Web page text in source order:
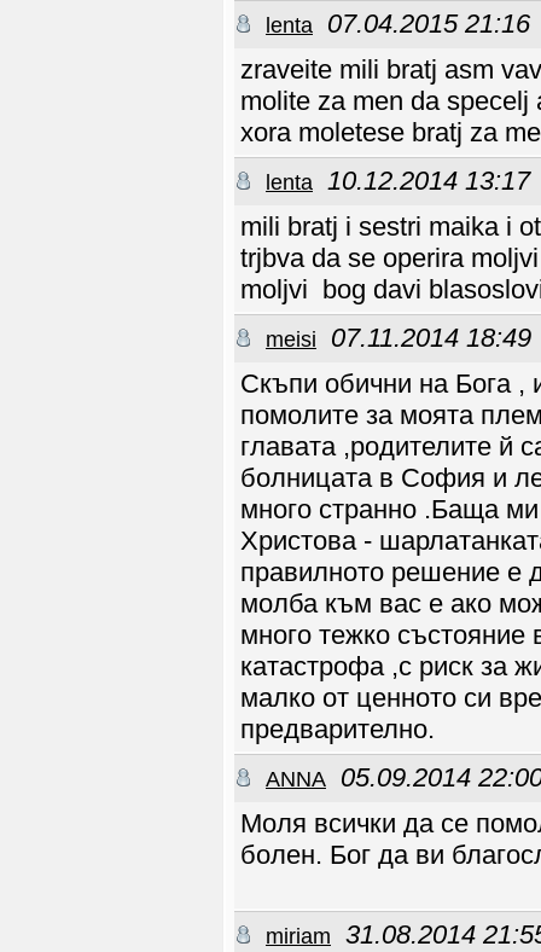
lenta
07.04.2015 21:16
zraveite mili bratj asm
molite za men da
xora moletese bratj za
lenta 10.12.2014 13:17
mili bratj i sestri maika i
trjbva da se operira
moljvi bog davi
meisi
07.11.2014 18:49
Скъпи обични на Бога
помолите за моята
главата ,родителите й
болницата в София и
много странно .Баща
Христова -
правилното решение е
молба към вас е ако
много тежко
катастрофа ,с риск за
малко от ценното си
предварително.
ANNA
05.09.2014
Моля всички да се
болен. Бог да ви
miriam
31.08.2014